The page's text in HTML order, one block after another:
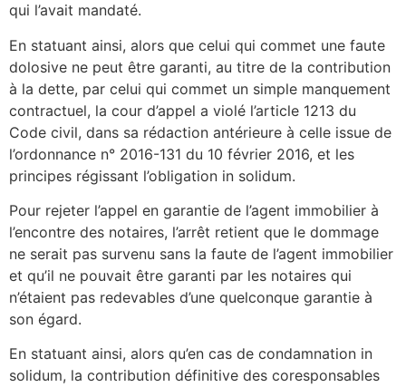
qui l’avait mandaté.
En statuant ainsi, alors que celui qui commet une faute
dolosive ne peut être garanti, au titre de la contribution
à la dette, par celui qui commet un simple manquement
contractuel, la cour d’appel a violé l’article 1213 du
Code civil, dans sa rédaction antérieure à celle issue de
l’ordonnance n° 2016-131 du 10 février 2016, et les
principes régissant l’obligation in solidum.
Pour rejeter l’appel en garantie de l’agent immobilier à
l’encontre des notaires, l’arrêt retient que le dommage
ne serait pas survenu sans la faute de l’agent immobilier
et qu’il ne pouvait être garanti par les notaires qui
n’étaient pas redevables d’une quelconque garantie à
son égard.
En statuant ainsi, alors qu’en cas de condamnation in
solidum, la contribution définitive des coresponsables